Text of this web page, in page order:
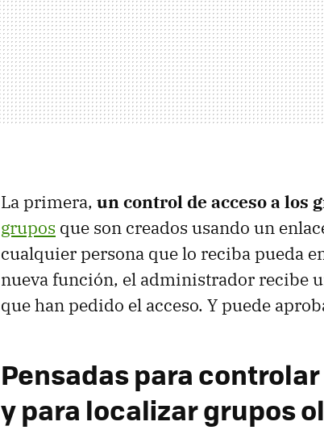
La primera, un control de acceso a los
grupos que son creados usando un
cualquier persona que lo reciba pueda
nueva función, el administrador recibe
que han pedido el acceso. Y puede
Pensadas para
y para localizar grupos